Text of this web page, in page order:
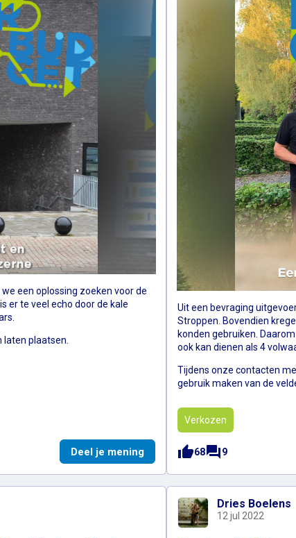
een oplossing zoeken voor de
er te veel echo door de kale
plaatsen.
Deel je meningHallow geen echow
Uit een bevraging
Stroppen. Bovendien
konden gebruiken.
ook kan dienen als 4
Tijdens onze contacten
gebruik maken van de
Verkozen
thumb_up68forum9
Dries Boelens
12 jul 2022